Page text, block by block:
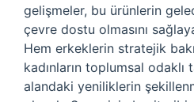
gelişmeler, bu ürünlerin
çevre dostu olmasını
Hem erkeklerin stratejik
kadınların toplumsal odaklı
alandaki yeniliklerin